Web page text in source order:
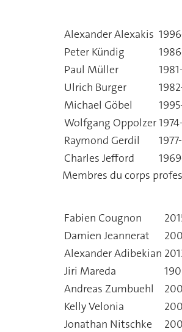
Alexander Alexakis
Peter Kündig
Paul Müller
Ulrich Burger
Michael Göbel
Wolfgang Oppolzer
Raymond Gerdil
Charles Jefford
Membres du corps
Fabien Cougnon
Damien Jeannerat
Alexander Adibekian
Jiri Mareda
Andreas Zumbuehl
Kelly Velonia
Jonathan Nitschke